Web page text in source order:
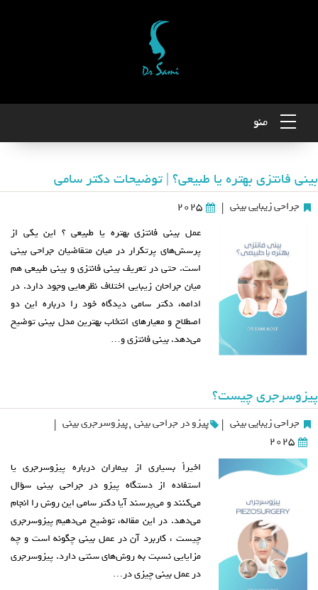
منو
بینی فانتزی بهتره یا طبیعی؟ | توضیحات دکتر سامی
جراحی زیبایی بینی |
2025
عمل بینی فانتزی بهتره یا طبیعی ؟ این یکی از
پرسش‌های پرتکرار در میان متقاضیان جراحی بینی
است. حتی در تعریف بینی فانتزی و بینی طبیعی هم
میان جراحان زیبایی اختلاف‌ نظرهایی وجود دارد. در
ادامه، دکتر سامی دیدگاه خود را درباره این دو
اصطلاح و معیارهای انتخاب بهترین مدل بینی توضیح
می‌دهد. بینی فانتزی و…
پیزوسرجری چیست؟
جراحی زیبایی بینی | پیزو در جراحی بینی ,پیزوسرجری بینی |
2025
اخیراً بسیاری از بیماران درباره پیزوسرجری یا
استفاده از دستگاه پیزو در جراحی بینی سؤال
می‌کنند و می‌پرسند آیا دکتر سامی این روش را انجام
می‌دهد. در این مقاله، توضیح می‌دهیم پیزوسرجری
چیست ، کاربرد آن در عمل بینی چگونه است و چه
مزایایی نسبت به روش‌های سنتی دارد. پیزوسرجری
در عمل بینی چیزی در…